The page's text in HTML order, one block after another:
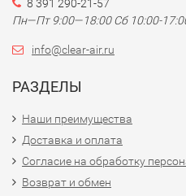
8 391 290-21-57
Пн—Пт 9:00—18:00 Сб 10:00-
info@clear-air.ru
РАЗДЕЛЫ
Наши преимущества
Доставка и оплата
Согласие на обработку
Возврат и обмен